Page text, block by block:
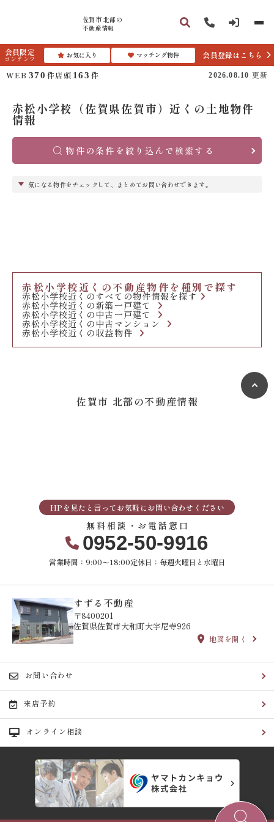
佐賀市 北部の
不動産情報
会員限定
コンテンツ お気に入り マッチング物件
会員登録はこちら
WEB 370 件店頭 163 件 2026.08.10 更新
赤松小学校（佐賀県佐賀市）近くの土地物件
情報
物件の条件を絞り込んで検索する
気になる物件をチェックして、まとめてお問い合わせできます。
赤松小学校近くの不動産物件を種別で探す
赤松小学校近くのすべての物件情報を探す
赤松小学校近くの新築一戸建て
赤松小学校近くの中古一戸建て
赤松小学校近くの中古マンション
赤松小学校近くの収益物件
佐賀市 北部の不動産情報
HPを見たと言ってお気軽にお問い合わせください
無料相談・お電話窓口
0952-50-9916
営業時間：9:00〜18:00定休日：毎週火曜日と水曜日
すずる不動産
〒8400201
佐賀県佐賀市大和町大字尼寺926
地図を開く
お問い合わせ
来店予約
オンライン相談